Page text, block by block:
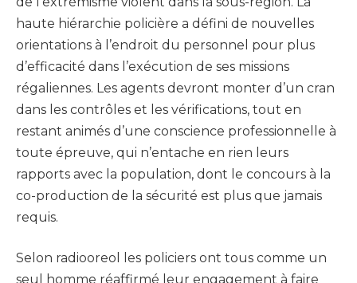
haute hiérarchie policière a défini de nouvelles
orientations à l’endroit du personnel pour plus
d’efficacité dans l’exécution de ses missions
régaliennes. Les agents devront monter d’un cran
dans les contrôles et les vérifications, tout en
restant animés d’une conscience professionnelle à
toute épreuve, qui n’entache en rien leurs
rapports avec la population, dont le concours à la
co-production de la sécurité est plus que jamais
requis.
Selon radiooreol les policiers ont tous comme un
seul homme réaffirmé leur engagement à faire